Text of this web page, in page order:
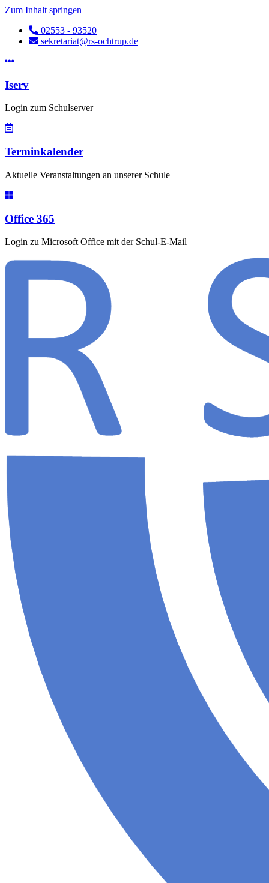
Zum Inhalt springen
02553 - 93520
sekretariat@rs-ochtrup.de
Iserv
Login zum Schulserver
Terminkalender
Aktuelle Veranstaltungen an unserer Schule
Office 365
Login zu Microsoft Office mit der Schul-E-Mail